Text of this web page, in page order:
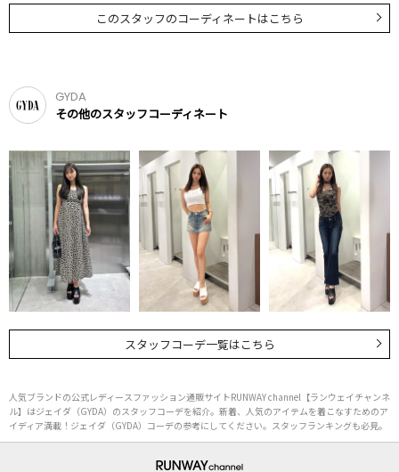
このスタッフのコーディネートはこちら
GYDA
その他のスタッフコーディネート
スタッフコーデ一覧はこちら
人気ブランドの公式レディースファッション通販サイトRUNWAY channel【ランウェイチャンネ
ル】はジェイダ（GYDA）のスタッフコーデを紹介。新着、人気のアイテムを着こなすためのア
イディア満載！ジェイダ（GYDA）コーデの参考にしてください。スタッフランキングも必見。